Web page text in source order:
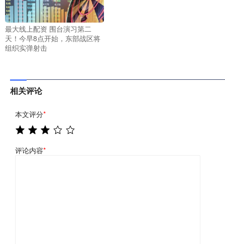
最大线上配资 围台演习第二
天！今早8点开始，东部战区将
组织实弹射击
相关评论
本文评分*
评论内容*